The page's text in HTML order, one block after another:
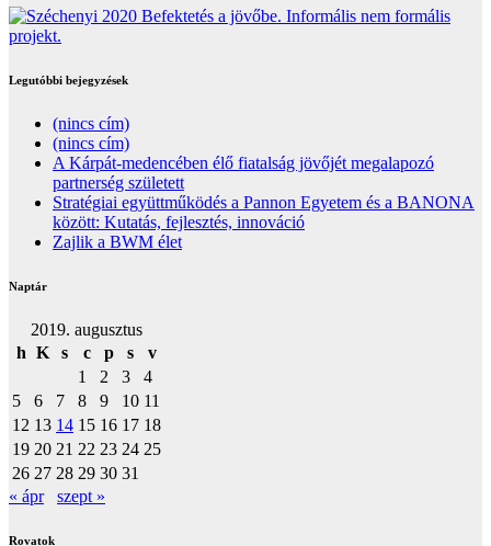
Legutóbbi bejegyzések
(nincs cím)
(nincs cím)
A Kárpát-medencében élő fiatalság jövőjét megalapozó
partnerség született
Stratégiai együttműködés a Pannon Egyetem és a BANONA
között: Kutatás, fejlesztés, innováció
Zajlik a BWM élet
Naptár
2019. augusztus
h K s c p s
v
1
2 3
4
5
6 7 8 9 10 11
12 13 14 15 16 17 18
19 20 21 22 23 24 25
26 27 28 29 30 31
« ápr
szept »
Rovatok